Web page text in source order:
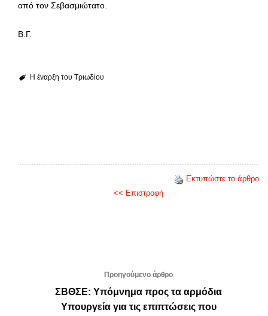
από τον Σεβασμιώτατο.
Β.Γ.
Η έναρξη του Τριωδίου
Εκτυπώστε το άρθρο
<< Επιστροφή
Προηγούμενο άρθρο
ΣΒΘΣΕ: Υπόμνημα προς τα αρμόδια
Υπουργεία για τις επιπτώσεις που